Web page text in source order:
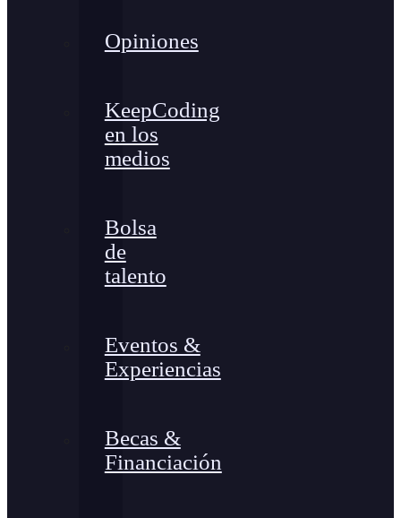
Opiniones
KeepCoding
en los
medios
Bolsa
de
talento
Eventos &
Experiencias
Becas &
Financiación